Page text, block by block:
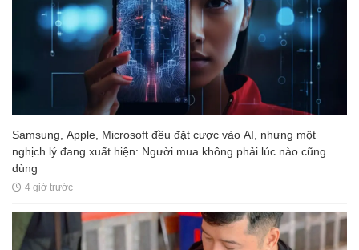
Samsung, Apple, Microsoft đều đặt cược vào AI, nhưng một
nghịch lý đang xuất hiện: Người mua không phải lúc nào cũng
dùng
4 giờ trước